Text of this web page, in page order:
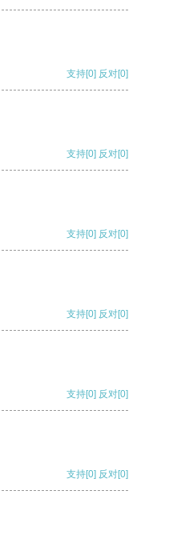
支持[0] 反对[0]
支持[0] 反对[0]
支持[0] 反对[0]
支持[0] 反对[0]
支持[0] 反对[0]
支持[0] 反对[0]